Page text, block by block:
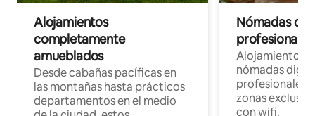
Alojamientos
completamente
amueblados
Desde cabañas pacíficas en
las montañas hasta prácticos
departamentos en el medio
Nómadas
Alojamientos
nómadas
profesionales
zonas
con wifi.